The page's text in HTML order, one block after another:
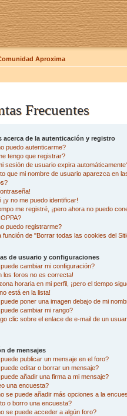
Aproxima
Frecuentes
acerca de la autenticación y registro
puedo autenticarme?
tengo que registrar?
sesión de usuario expira
que mi nombre de usuario aparezca en
¡y no me puedo identificar!
me registré, ¡pero ahora no puedo
puedo registrarme?
función de "Borrar todas las cookies del
de usuario y configuraciones
cambiar mi configuración?
los foros no es correcta!
horaria en mi perfil, ¡pero el tiempo
está en la lista!
poner una imagen debajo de mi
cambiar mi rango?
clic sobre el enlace de e-mail de un
de mensajes
publicar un mensaje en el foro?
editar o borrar un mensaje?
añadir una firma a mi mensaje?
una encuesta?
se puede añadir más opciones a la
o borro una encuesta?
se puede acceder a algún foro?